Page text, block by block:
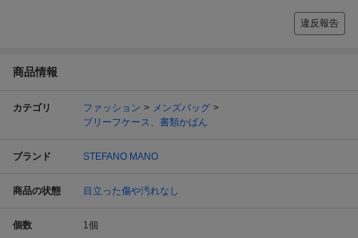
違反報告
商品情報
カテゴリ ファッション
メンズバッグ
ブリーフケース、書類かばん
ブランド STEFANO MANO
商品の状態 目立った傷や汚れなし
個数 1個